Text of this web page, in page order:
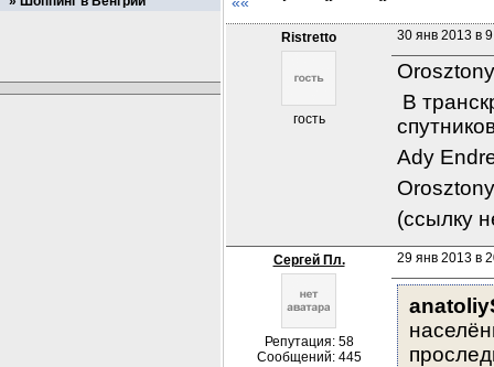
Ristretto
гость
30 янв 2013 в
В
Ady
Orosztony
(ссылку
Сергей Пл.
Репутация: 58
Сообщений: 445
29 янв 2013 в